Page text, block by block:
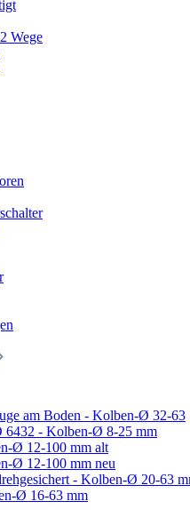
Wege
am Boden - Kolben-Ø 32-63
6432 - Kolben-Ø 8-25 mm
Ø 12-100 mm alt
Ø 12-100 mm neu
- Kolben-Ø 20-63
Ø 16-63 mm